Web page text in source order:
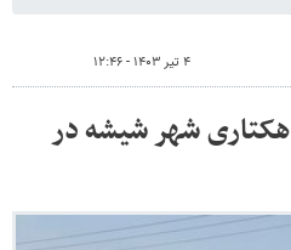
۴ تیر ۱۴۰۳ - ۱۲:۴۶
احداث فاز نخست ۵۰ هکتاری شهر شیشه در